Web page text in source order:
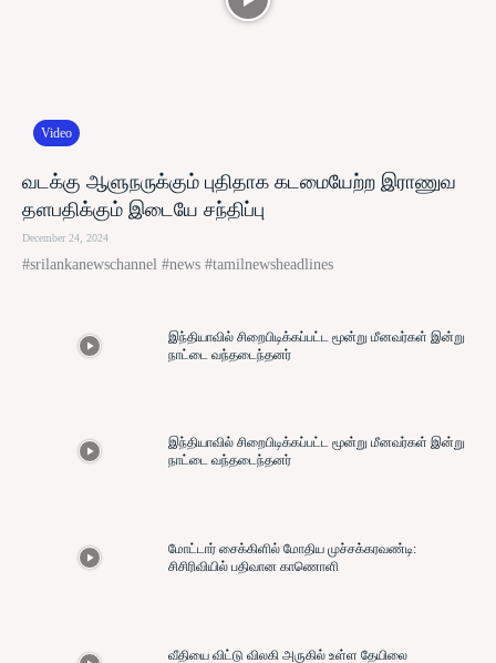
Video
வடக்கு ஆளுநருக்கும் புதிதாக கடமையேற்ற இராணுவ
தளபதிக்கும் இடையே சந்திப்பு
December 24, 2024
#srilankanewschannel #news #tamilnewsheadlines
இந்தியாவில் சிறைபிடிக்கப்பட்ட மூன்று மீனவர்கள் இன்று
நாட்டை வந்தடைந்தனர்
இந்தியாவில் சிறைபிடிக்கப்பட்ட மூன்று மீனவர்கள் இன்று
நாட்டை வந்தடைந்தனர்
மோட்டார் சைக்கிளில் மோதிய முச்சக்கரவண்டி:
சிசிரிவியில் பதிவான காணொளி
வீதியை விட்டு விலகி அருகில் உள்ள தேயிலை